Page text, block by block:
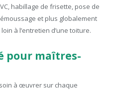
habillage de frisette, pose de
et plus globalement
à l’entretien d’une toiture.
pour maîtres-
à œuvrer sur chaque